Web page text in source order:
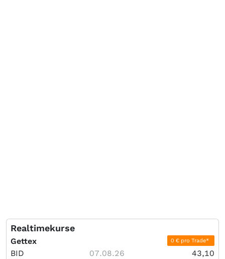
Realtimekurse
Gettex 0 € pro Trade*
BID 07.08.26
43,10